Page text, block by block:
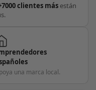
clientes más están
una marca local.